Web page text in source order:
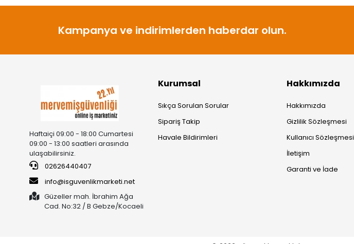
Kampanya ve indirimlerden haberdar olun.
Haftaiçi 09:00 - 18:00 Cumartesi
09:00 - 13:00 saatleri arasında
ulaşabilirsiniz.
02626440407
info@isguvenlikmarketi.net
Güzeller mah. İbrahim Ağa
Cad. No:32 / B Gebze/Kocaeli
Kurumsal
Sıkça Sorulan Sorular
Sipariş Takip
Havale Bildirimleri
Hakkımızda
Hakkımızda
Gizlilik Sözleşmesi
Kullanıcı Sözleşmesi
İletişim
Garanti ve İade